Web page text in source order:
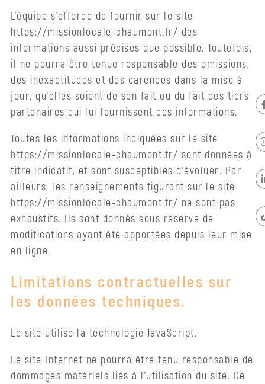
L’équipe s’efforce de fournir sur le site
https://missionlocale-chaumont.fr/ des
informations aussi précises que possible. Toutefois,
il ne pourra être tenue responsable des omissions,
des inexactitudes et des carences dans la mise à
jour, qu’elles soient de son fait ou du fait des tiers
partenaires qui lui fournissent ces informations.
Toutes les informations indiquées sur le site
https://missionlocale-chaumont.fr/ sont données à
titre indicatif, et sont susceptibles d’évoluer. Par
ailleurs, les renseignements figurant sur le site
https://missionlocale-chaumont.fr/ ne sont pas
exhaustifs. Ils sont donnés sous réserve de
modifications ayant été apportées depuis leur mise
en ligne.
Limitations contractuelles sur
les données techniques.
Le site utilise la technologie JavaScript.
Le site Internet ne pourra être tenu responsable de
dommages matériels liés à l’utilisation du site. De
Notre
actualité
Qui
sommes-
nous
?
Projet
Associatif
Nous
contacter